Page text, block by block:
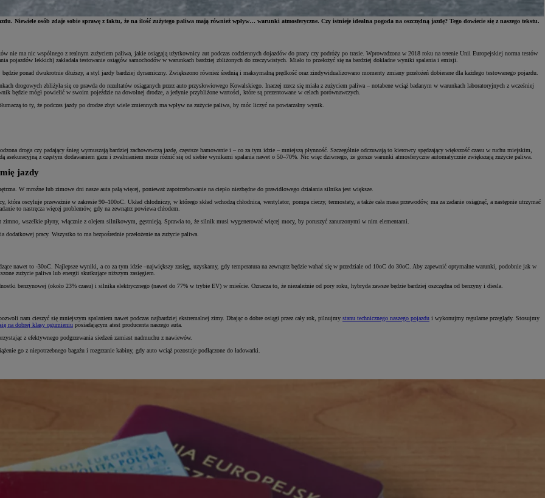
Niewiele osób zdaje sobie sprawę z faktu, że na ilość zużytego paliwa mają również wpływ… warunki atmosferyczne. Czy istnieje idealna pogoda na oszczędną jazdę? Tego dowiecie się z naszego tekstu.
nie ma nic wspólnego z realnym zużyciem paliwa, jakie osiągają użytkownicy aut podczas codziennych dojazdów do pracy czy podróży po trasie. Wprowadzona w 2018 roku na terenie Unii Europejskiej norma testów
lekkich) zakładała testowanie osiągów samochodów w warunkach bardziej zbliżonych do rzeczywistych. Miało to przełożyć się na bardziej dokładne wyniki spalania i emisji.
ponad dwukrotnie dłuższy, a styl jazdy bardziej dynamiczny. Zwiększono również średnią i maksymalną prędkość oraz zindywidualizowano momenty zmiany przełożeń dobierane dla każdego testowanego pojazdu.
drogowych zbliżyła się co prawda do rezultatów osiąganych przez auto przysłowiowego Kowalskiego. Inaczej rzecz się miała z zużyciem paliwa – notabene wciąż badanym w warunkach laboratoryjnych z wcześniej
mógł powielić w swoim pojeździe na dowolnej drodze, a jedynie przybliżone wartości, które są prezentowane w celach porównawczych.
to ty, że podczas jazdy po drodze zbyt wiele zmiennych ma wpływ na zużycie paliwa, by móc liczyć na powtarzalny wynik.
droga czy padający śnieg wymuszają bardziej zachowawczą jazdę, częstsze hamowanie i – co za tym idzie – mniejszą płynność. Szczególnie odczuwają to kierowcy spędzający większość czasu w ruchu miejskim,
asekuracyjną z częstym dodawaniem gazu i zwalnianiem może różnić się od siebie wynikami spalania nawet o 50–70%. Nic więc dziwnego, że gorsze warunki atmosferyczne automatycznie zwiększają zużycie paliwa.
jazdy
W mroźne lub zimowe dni nasze auta palą więcej, ponieważ zapotrzebowanie na ciepło niezbędne do prawidłowego działania silnika jest większe.
oscyluje przeważnie w zakresie 90–100oC. Układ chłodniczy, w którego skład wchodzą chłodnica, wentylator, pompa cieczy, termostaty, a także cała masa przewodów, ma za zadanie osiągnąć, a następnie utrzymać
to nastręcza więcej problemów, gdy na zewnątrz powiewa chłodem.
wszelkie płyny, włącznie z olejem silnikowym, gęstnieją. Sprawia to, że silnik musi wygenerować więcej mocy, by poruszyć zanurzonymi w nim elementami.
pracy. Wszystko to ma bezpośrednie przełożenie na zużycie paliwa.
nawet to -30oC. Najlepsze wyniki, a co za tym idzie –największy zasięg, uzyskamy, gdy temperatura na zewnątrz będzie wahać się w przedziale od 10oC do 30oC. Aby zapewnić optymalne warunki, podobnie jak w
zużycie paliwa lub energii skutkujące niższym zasięgiem.
benzynowej (około 23% czasu) i silnika elektrycznego (nawet do 77% w trybie EV) w mieście. Oznacza to, że niezależnie od pory roku, hybryda zawsze będzie bardziej oszczędna od benzyny i diesla.
nam cieszyć się mniejszym spalaniem nawet podczas najbardziej ekstremalnej zimy. Dbając o dobre osiągi przez cały rok, pilnujmy stanu technicznego naszego pojazdu i wykonujmy regularne przeglądy. Stosujmy
na dobrej klasy ogumieniu posiadającym atest producenta naszego auta.
z efektywnego podgrzewania siedzeń zamiast nadmuchu z nawiewów.
go z niepotrzebnego bagażu i rozgrzanie kabiny, gdy auto wciąż pozostaje podłączone do ładowarki.